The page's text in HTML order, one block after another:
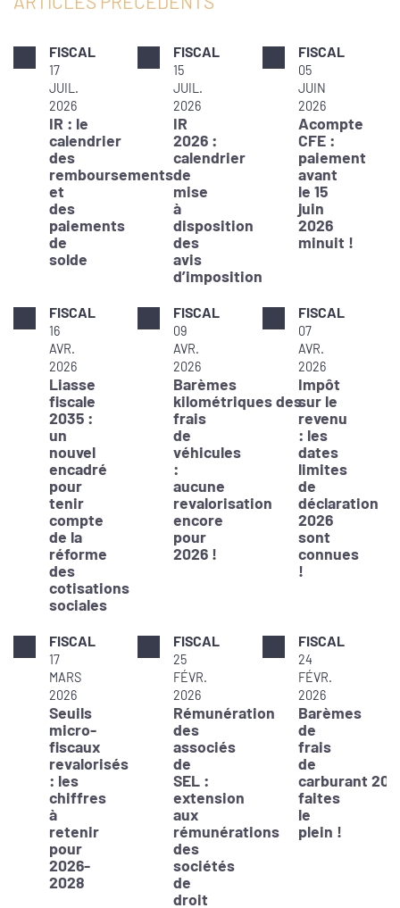
FISCAL
17
JUIL.
2026
IR : le
calendrier
des
remboursements
et
des
paiements
de
solde
FISCAL
15
JUIL.
2026
IR
2026 :
calendrier
de
mise
à
disposition
des
avis
d’imposition
FISCAL
05
JUIN
2026
Acompte
CFE :
paiement
avant
le 15
juin
2026
minuit !
FISCAL
16
AVR.
2026
Liasse
fiscale
2035 :
un
nouvel
encadré
pour
tenir
compte
de la
réforme
des
cotisations
sociales
FISCAL
09
AVR.
2026
Barèmes
kilométriques des
frais
de
véhicules
:
aucune
revalorisation
encore
pour
2026 !
FISCAL
07
AVR.
2026
Impôt
sur le
revenu
: les
dates
limites
de
déclaration
2026
sont
connues
!
FISCAL
17
MARS
2026
Seuils
micro-
fiscaux
revalorisés
: les
chiffres
à
retenir
pour
2026-
2028
FISCAL
25
FÉVR.
2026
Rémunération
des
associés
de
SEL :
extension
aux
rémunérations
des
sociétés
de
droit
FISCAL
24
FÉVR.
2026
Barèmes
de
frais
de
carburant
faites
le
plein !